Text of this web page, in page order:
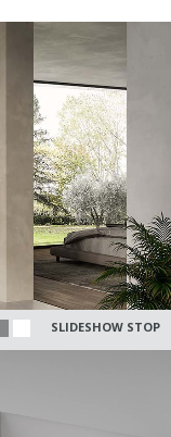
SLIDESHOW STOP